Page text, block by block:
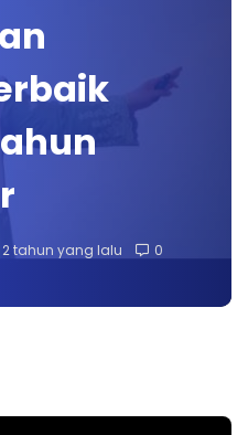
2 tahun yang lalu 0